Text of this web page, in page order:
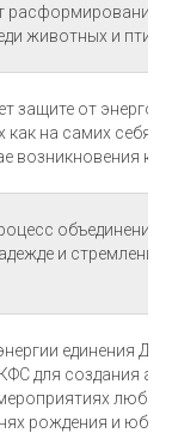
расформированию
животных и птиц)
защите от
как на самих себя
возникновения
и
единения
для создания
рождения и